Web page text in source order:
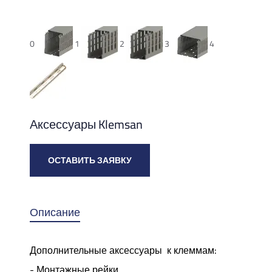
0 1 2 3 4
Аксессуары Klemsan
ОСТАВИТЬ ЗАЯВКУ
Описание
Дополнительные аксессуары к клеммам: